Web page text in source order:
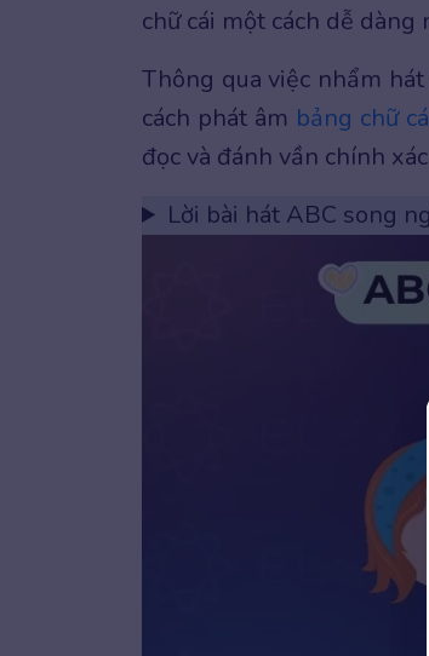
chữ cái một cách dễ
Thông qua việc nhẩm
cách phát âm bảng chữ
đọc và đánh vần chính
Lời bài hát ABC song